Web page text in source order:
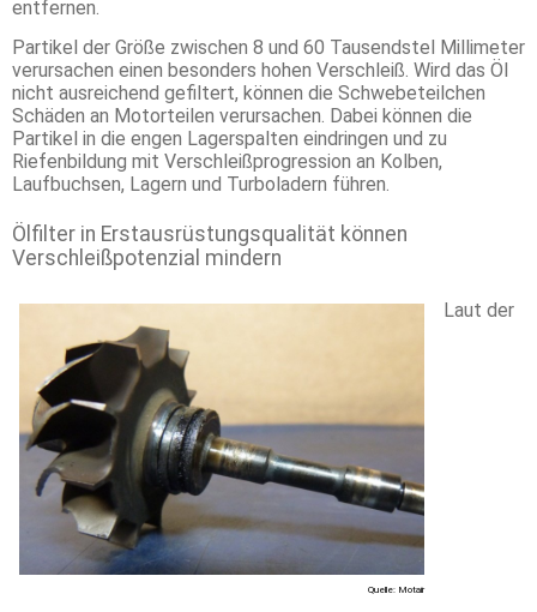
entfernen.
Partikel der Größe zwischen 8 und 60 Tausendstel Millimeter
verursachen einen besonders hohen Verschleiß. Wird das Öl
nicht ausreichend gefiltert, können die Schwebeteilchen
Schäden an Motorteilen verursachen. Dabei können die
Partikel in die engen Lagerspalten eindringen und zu
Riefenbildung mit Verschleißprogression an Kolben,
Laufbuchsen, Lagern und Turboladern führen.
Ölfilter in Erstausrüstungsqualität können
Verschleißpotenzial mindern
Quelle: Motair
Laut der